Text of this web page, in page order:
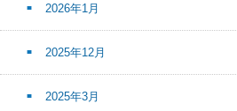
2026年1月
2025年12月
2025年3月